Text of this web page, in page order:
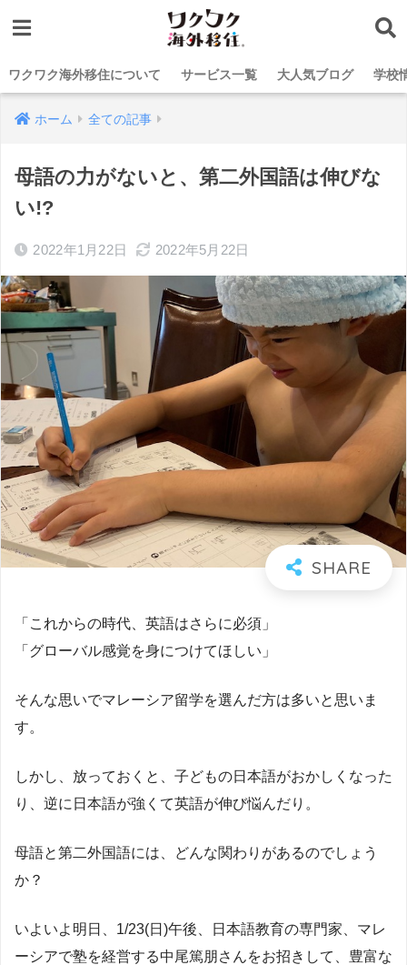
ワクワク海外移住について サービス一覧 大人気ブログ 学校
ホーム 全ての記事
母語の力がないと、第二外国語は伸びな
い!?
2022年1月22日 2022年5月22日
「これからの時代、英語はさらに必須」
「グローバル感覚を身につけてほしい」
そんな思いでマレーシア留学を選んだ方は多いと思いま
す。
しかし、放っておくと、子どもの日本語がおかしくなった
り、逆に日本語が強くて英語が伸び悩んだり。
母語と第二外国語には、どんな関わりがあるのでしょう
か？
いよいよ明日、1/23(日)午後、日本語教育の専門家、マレ
ーシアで塾を経営する中尾篤朋さんをお招きして、豊富な